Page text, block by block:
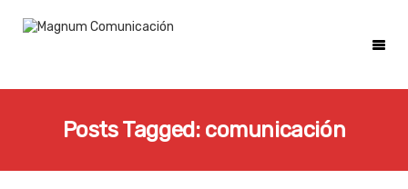
Posts Tagged: comunicación